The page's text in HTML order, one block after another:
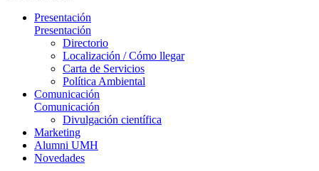
Presentación
Presentación
Directorio
Localización / Cómo llegar
Carta de Servicios
Política Ambiental
Comunicación
Comunicación
Divulgación científica
Marketing
Alumni UMH
Novedades